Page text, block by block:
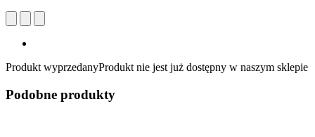
Produkt wyprzedanyProdukt nie jest już dostępny w naszym sklepie
Podobne produkty